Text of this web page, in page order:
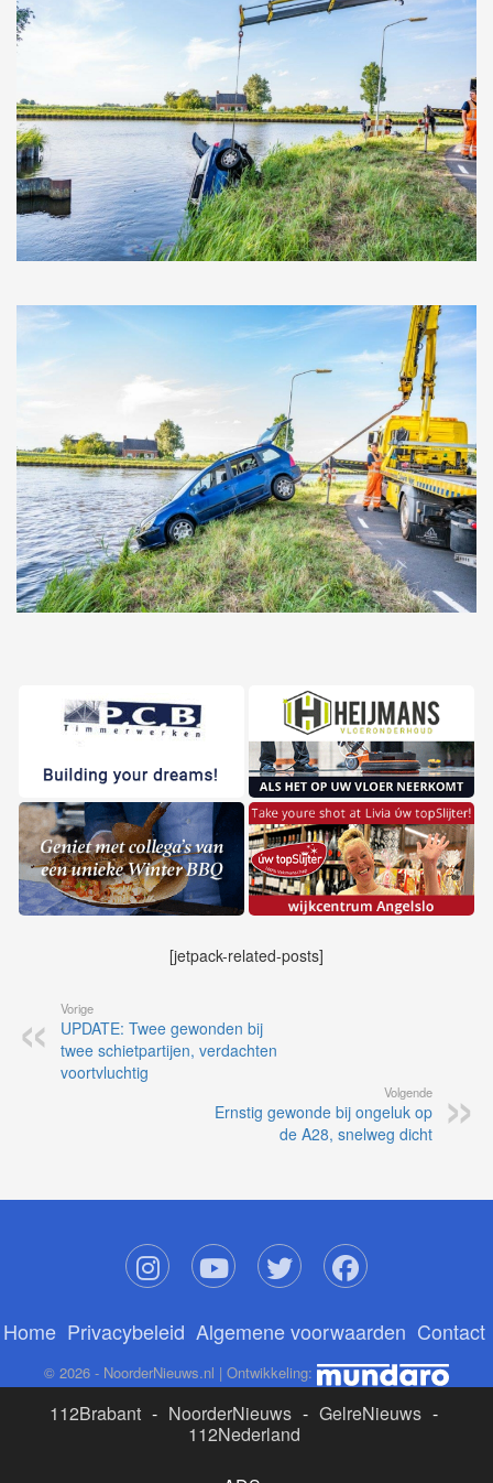
[jetpack-related-posts]
Vorige
UPDATE: Twee gewonden bij
twee schietpartijen, verdachten
voortvluchtig
Volgende
Ernstig gewonde bij ongeluk op
de A28, snelweg dicht
Home Privacybeleid Algemene voorwaarden Contact
© 2026 - NoorderNieuws.nl | Ontwikkeling:
112Brabant - NoorderNieuws - GelreNieuws -
112Nederland